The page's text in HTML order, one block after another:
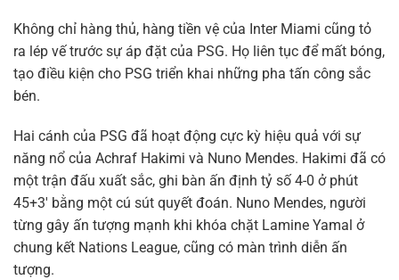
Không chỉ hàng thủ, hàng tiền vệ của Inter Miami cũng tỏ
ra lép vế trước sự áp đặt của PSG. Họ liên tục để mất bóng,
tạo điều kiện cho PSG triển khai những pha tấn công sắc
bén.
Hai cánh của PSG đã hoạt động cực kỳ hiệu quả với sự
năng nổ của Achraf Hakimi và Nuno Mendes. Hakimi đã có
một trận đấu xuất sắc, ghi bàn ấn định tỷ số 4-0 ở phút
45+3′ bằng một cú sút quyết đoán. Nuno Mendes, người
từng gây ấn tượng mạnh khi khóa chặt Lamine Yamal ở
chung kết Nations League, cũng có màn trình diễn ấn
tượng.